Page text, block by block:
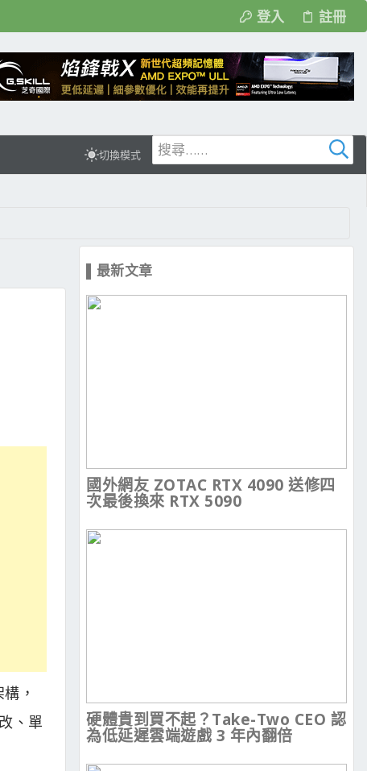
登入 註冊
切換模式
，
、單
▌最新文章
國外網友 ZOTAC RTX 4090 送修四
次最後換來 RTX 5090
硬體貴到買不起？Take-Two CEO 認
為低延遲雲端遊戲 3 年內翻倍